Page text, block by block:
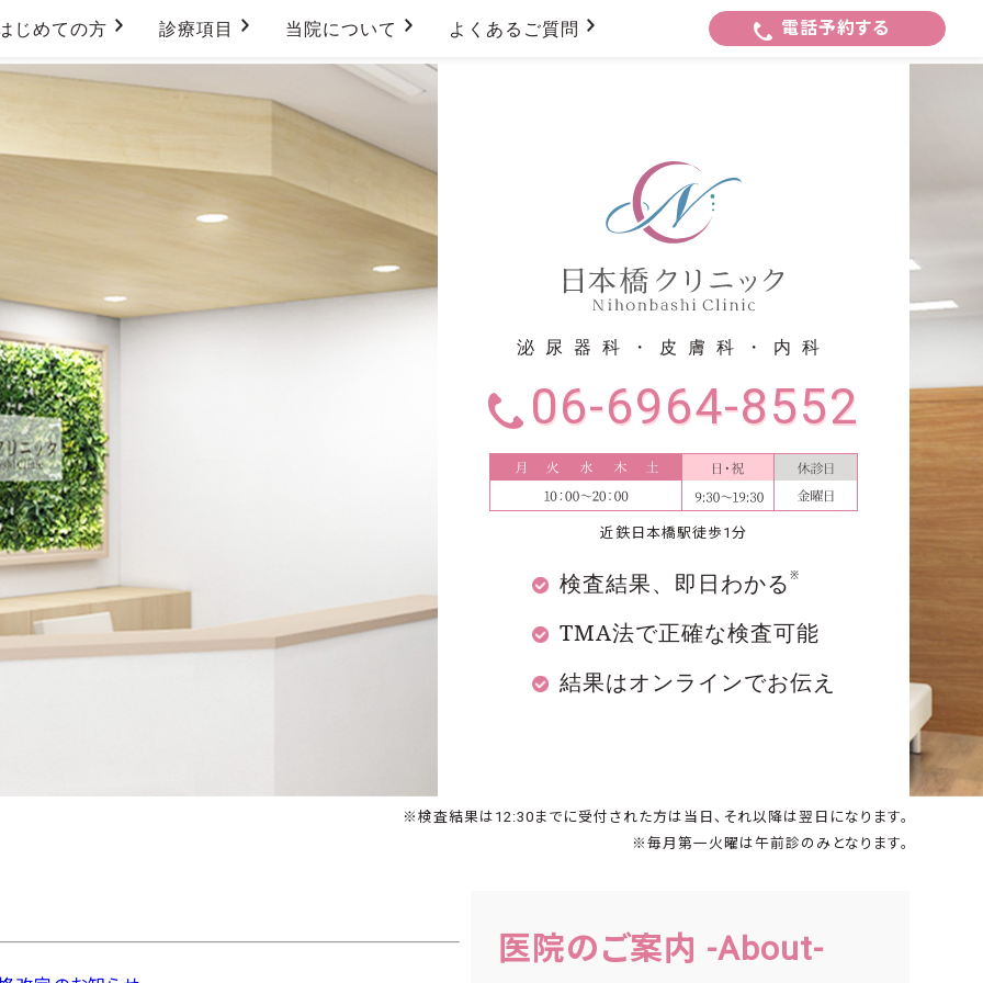
じめての方 診療項目 当院について よくあるご質問 電話予約する
泌尿器科・皮膚科・内科
06-6964-8552
近鉄日本橋駅徒歩1分
検査結果、即日わかる※
TMA法で正確な検査可能
結果はオンラインでお伝え
※検査結果は12:30までに受付された方は当日、それ以降は翌日になります。
※毎月第一火曜は午前診のみとなります。
医院のご案内 -About-